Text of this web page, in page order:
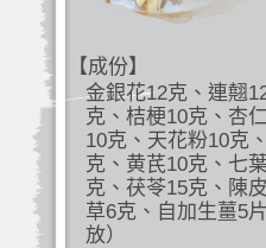
【成份】
金銀花12克、連翹
克、桔梗10克、杏
10克、天花粉10克
克、黄芪10克、七
克、茯苓15克、陳
草6克、自加生薑5
放）